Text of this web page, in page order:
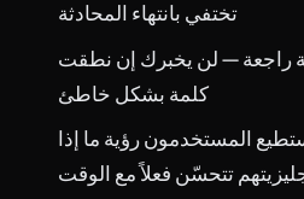
تختفي بانتهاء المحادثة
راجعة — لن يخبرك إن نطقت
كلمة بشكل خاطئ
المستخدمون رؤية ما إذا
تتحسّن فعلاً مع الوقت